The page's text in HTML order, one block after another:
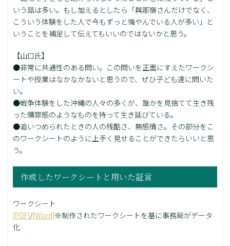
いう話は多い。もし加えるとしたら「與那嶺さんだけでなく、
こういう体験をした人で今もずっと悔やんでいる人が多い」と
いうことを補足して伝えてもいいのではないかと思う。
【山口氏】
●非常に共通性のある問い。この問いを正面にすえたワークシ
ートや授業はなかなかないと思うので、ぜひ子ども達に問いた
い。
●戦争体験をした沖縄の人々の多くが、誰かを見捨てて生き残
った贖罪感のようなものを持って生き延びている。
●追いつめられたときの人の残酷さ、無感情さ。その部分をこ
のワークシートのように上手く見せることができたらいいと思
う。
作成したワークシートと用いた証言
ワークシート
[PDF]/[Word]※制作されたワークシートを基に事務局がデータ
化